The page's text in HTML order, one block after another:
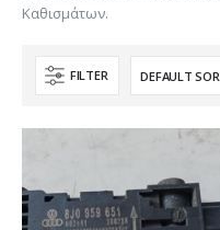
Καθισμάτων.
FILTER